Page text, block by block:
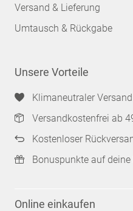
Versand & Lieferung
Umtausch & Rückgabe
Unsere Vorteile
Klimaneutraler Versand
Versandkostenfrei ab
Kostenloser
Bonuspunkte auf
Online einkaufen